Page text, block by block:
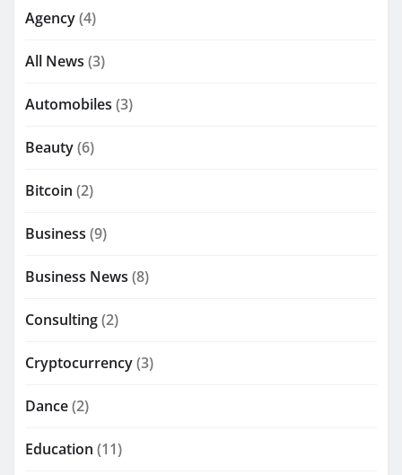
Agency(4)
All News (3)
Automobiles (3)
Beauty(6)
Bitcoin (2)
Business (9)
Business News (8)
Consulting(2)
Cryptocurrency(3)
Dance(2)
Education (11)